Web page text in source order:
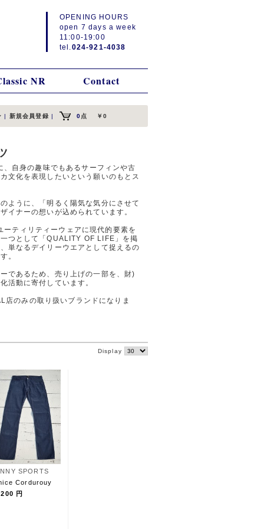
OPENING HOURS
open 7 days a week
11:00-19:00
tel. 024-921-4038
NR Contact
| 新規会員登録 | 0点 ￥0
自身の趣味でもあるサーフィンや古
文化を表現したいという願いのもとス
ように、「明るく陽気な気分にさせて
イナーの想いが込められています。
ティリティーウェアに現代的要素を
つとして「QUALITY OF LIFE」を掲
単なるデイリーウエアとして捉えるの
。
であるため、売り上げの一部を、財)
活動に寄付しています。
のみの取り扱いブランドになりま
Display
SPORTS
Cordurouy
円